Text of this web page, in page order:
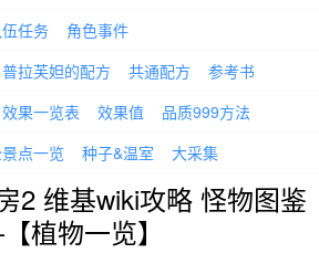
任务 角色事件
普拉芙妲的配方 共通配方 参考书
效果一览表 效果值 品质999方法
点一览 种子&温室 大采集
2 维基wiki攻略 怪物图鉴
植物一览】